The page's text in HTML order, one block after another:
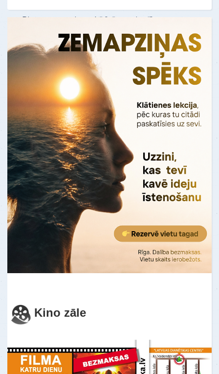
Pirms testa es jutos, kā "vāvere ritenī".
Es nejauši uzdūros uz kaut kādu
Oksfordas personas analīzes testu. Kad
es to izpild…
Uzzināt vairāk
ATSAUKSMES - "Dzīves remonts"
Es nevarēju sakoncentrēt savu uzmanību
uz vienu lietu. Es pastāvīgi darīju 10
lietas reizē. Šeit es pirmo reizi izjutu
Kino zāle